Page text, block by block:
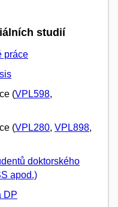
studií
práce
(VPL598,
(VPL280, VPL898,
doktorského
apod.)
DP